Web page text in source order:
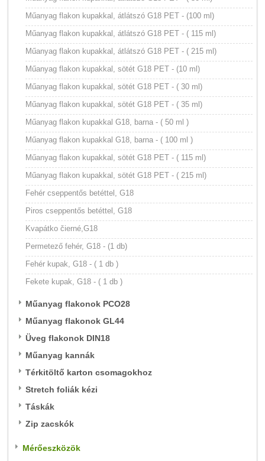
Műanyag flakon kupakkal, átlátszó G18 PET - (100 ml)
Műanyag flakon kupakkal, átlátszó G18 PET - ( 115 ml)
Műanyag flakon kupakkal, átlátszó G18 PET - ( 215 ml)
Műanyag flakon kupakkal, sötét G18 PET - (10 ml)
Műanyag flakon kupakkal, sötét G18 PET - ( 30 ml)
Műanyag flakon kupakkal, sötét G18 PET - ( 35 ml)
Műanyag flakon kupakkal G18, barna - ( 50 ml )
Műanyag flakon kupakkal G18, barna - ( 100 ml )
Műanyag flakon kupakkal, sötét G18 PET - ( 115 ml)
Műanyag flakon kupakkal, sötét G18 PET - ( 215 ml)
Fehér cseppentős betéttel, G18
Piros cseppentős betéttel, G18
Kvapátko čierné,G18
Permetező fehér, G18 - (1 db)
Fehér kupak, G18 - ( 1 db )
Fekete kupak, G18 - ( 1 db )
Műanyag flakonok PCO28
Műanyag flakonok GL44
Üveg flakonok DIN18
Műanyag kannák
Térkitöltő karton csomagokhoz
Stretch foliák kézi
Táskák
Zip zacskók
Mérőeszközök